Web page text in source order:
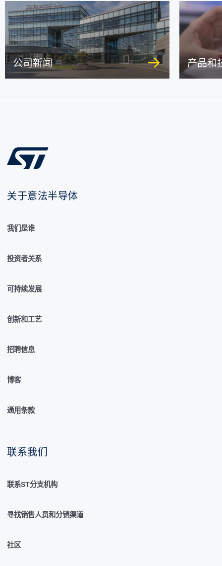
公司新闻 产品和
关于意法半导体
我们是谁
投资者关系
可持续发展
创新和工艺
招聘信息
博客
通用条款
联系我们
联系ST分支机构
寻找销售人员和分销渠道
社区